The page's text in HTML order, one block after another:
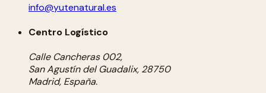
info@yutenatural.es
Centro Logístico
Calle Cancheras 002,
San Agustín del Guadalix, 28750
Madrid, España.